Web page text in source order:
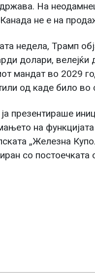
На
не е на
недела, Трамп
долари, велејќи
мандат во 2029
од каде било во
презентираше
на
„Железна
со